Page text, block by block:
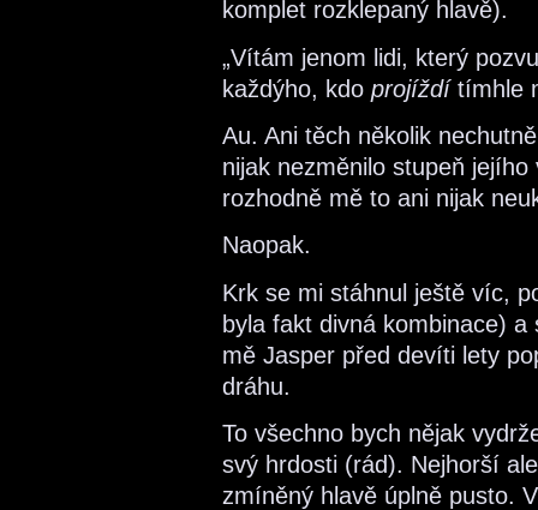
komplet rozklepaný hlavě).
„Vítám jenom lidi, který
každýho, kdo projíždítímhle
Au. Ani těch několik
nijak nezměnilo stupeň
rozhodně mě to ani nijak
Naopak.
Krk se mi stáhnul ještě víc,
byla fakt divná kombinace)
mě Jasper před devíti lety
dráhu.
To všechno bych nějak
svý hrdosti (rád). Nejhorší
zmíněný hlavě úplně pusto.